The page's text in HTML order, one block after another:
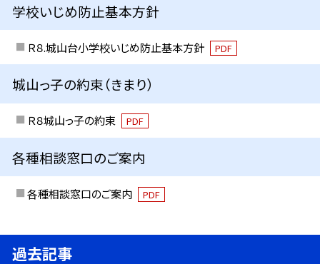
学校いじめ防止基本方針
Ｒ８.城山台小学校いじめ防止基本方針 PDF
城山っ子の約束（きまり）
Ｒ８城山っ子の約束 PDF
各種相談窓口のご案内
各種相談窓口のご案内 PDF
過去記事